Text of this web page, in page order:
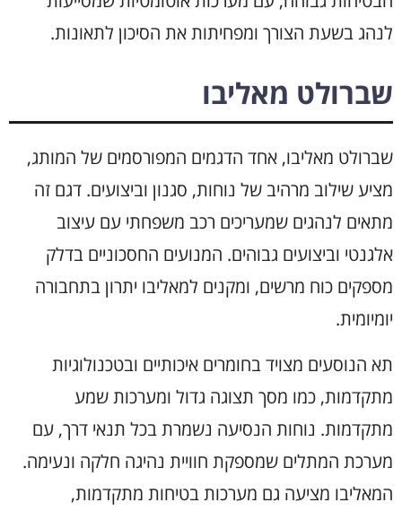
לנהג בשעת הצורך ומפחיתות את הסיכון לתאונות.
שברולט מאליבו
שברולט מאליבו, אחד הדגמים המפורסמים של המותג,
מציע שילוב מרהיב של נוחות, סגנון וביצועים. דגם זה
מתאים לנהגים שמעריכים רכב משפחתי עם עיצוב
אלגנטי וביצועים גבוהים. המנועים החסכוניים בדלק
מספקים כוח מרשים, ומקנים למאליבו יתרון בתחבורה
יומיומית.
תא הנוסעים מצויד בחומרים איכותיים ובטכנולוגיות
מתקדמות, כמו מסך תצוגה גדול ומערכות שמע
מתקדמות. נוחות הנסיעה נשמרת בכל תנאי דרך, עם
מערכת המתלים שמספקת חוויית נהיגה חלקה ונעימה.
המאליבו מציעה גם מערכות בטיחות מתקדמות,